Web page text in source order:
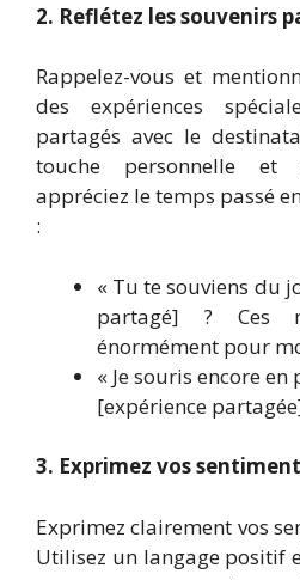
2. Reflétez les souvenirs
Rappelez-vous et
des expériences
partagés avec le
touche personnelle
appréciez le temps passé
:
« Tu te souviens du
partagé] ? Ces
énormément pour
« Je souris encore en
[expérience
3. Exprimez vos
Exprimez clairement vos
Utilisez un langage positif